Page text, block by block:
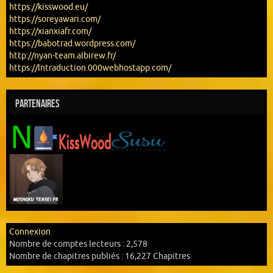
https://kisswood.eu/
https://soreyawari.com/
https://xianxiafr.com/
https://babotrad.wordpress.com/
http://nyan-team.albirew.fr/
https://lntraduction.000webhostapp.com/
Partenaires
Connexion
Nombre de comptes lecteurs : 2,578
Nombre de chapitres publiés : 16,227 Chapitres